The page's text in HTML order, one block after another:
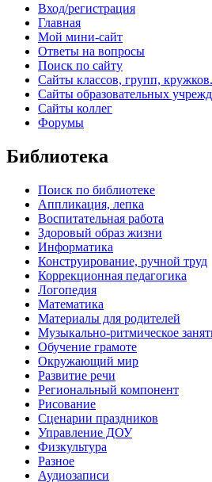
Вход/регистрация
Главная
Мой мини-сайт
Ответы на вопросы
Поиск по сайту
Сайты классов, групп,
Сайты образовательных
Сайты коллег
Форумы
Библиотека
Поиск по библиотеке
Аппликация, лепка
Воспитательная работа
Здоровый образ жизни
Информатика
Конструирование, ручной труд
Коррекционная педагогика
Логопедия
Математика
Материалы для родителей
Музыкально-ритмическое
Обучение грамоте
Окружающий мир
Развитие речи
Региональный компонент
Рисование
Сценарии праздников
Управление ДОУ
Физкультура
Разное
Аудиозаписи